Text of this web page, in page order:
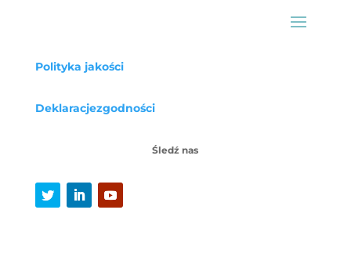
Polityka jakości
Deklaracjezgodności
Śledź nas